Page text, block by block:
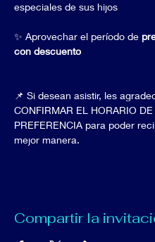
especiales de sus hijos
✨ Aprovechar el período de
con descuento
📌 Si desean asistir, les
CONFIRMAR EL HORARIO DE
PREFERENCIA para poder
mejor manera.
Compartir la